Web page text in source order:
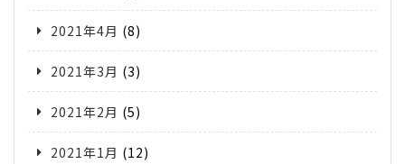
2021年4月 (8)
2021年3月 (3)
2021年2月 (5)
2021年1月 (12)